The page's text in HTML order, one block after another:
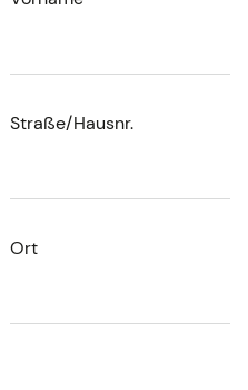
Straße/Hausnr.
Ort